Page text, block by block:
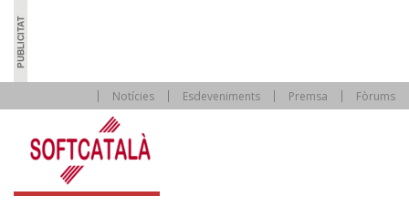
Notícies Esdeveniments Premsa Fòrums